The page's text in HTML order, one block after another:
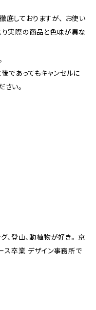
しておりますが、 お使い
り実際の商品と色味が異な
であってもキャンセルに
い。
、登山、動植物が好き。 京
ス卒業 デザイン事務所で